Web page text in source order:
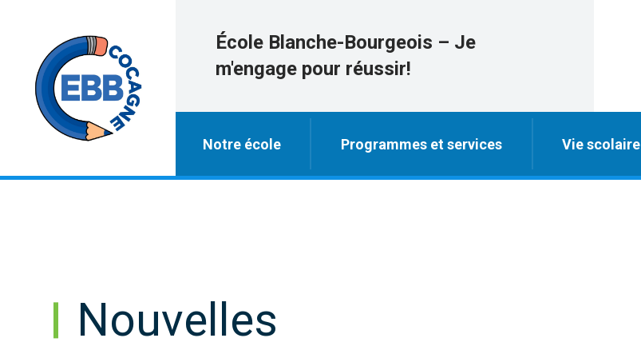
École Blanche-Bourgeois – Je
m'engage pour réussir!
Notre école Programmes et services Vie scolaire
Nouvelles